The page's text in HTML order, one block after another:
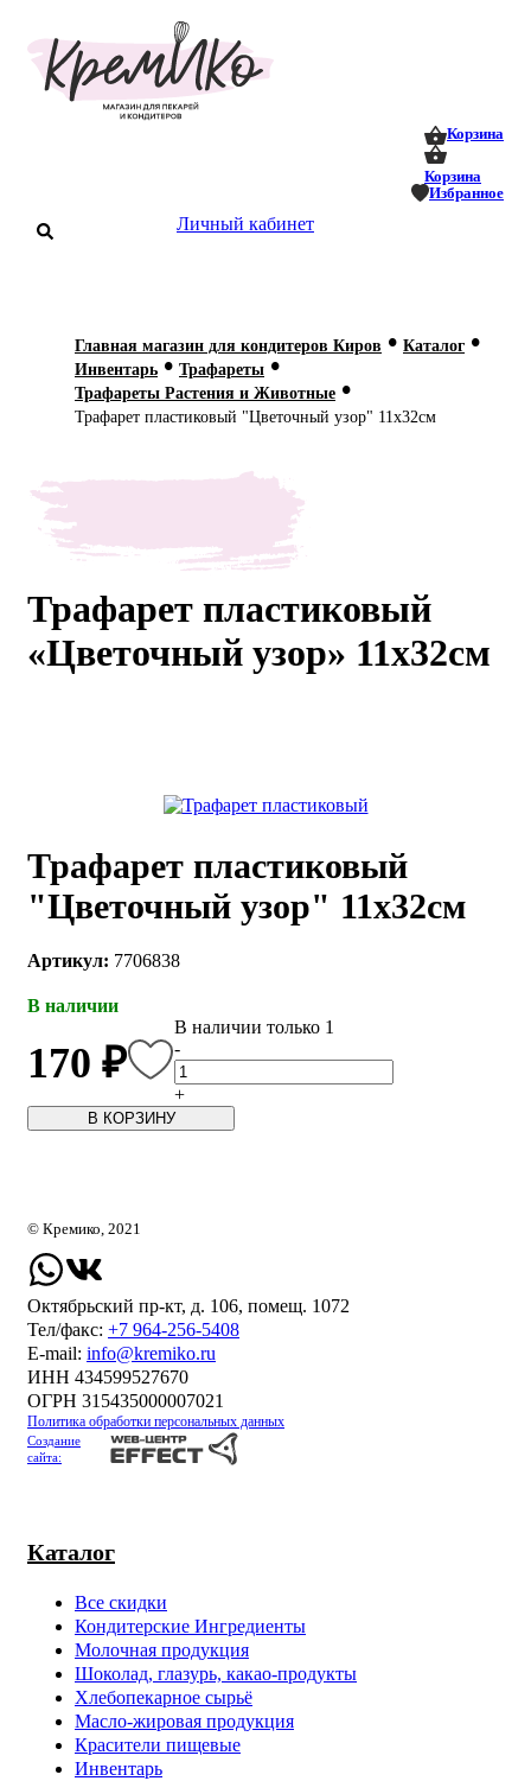
Корзина
Корзина
Избранное
Личный кабинет
Главная магазин для кондитеров Киров • Каталог •
Инвентарь • Трафареты •
Трафареты Растения и Животные •
Трафарет пластиковый "Цветочный узор" 11х32см
Трафарет пластиковый
«Цветочный узор» 11х32см
Трафарет пластиковый
"Цветочный узор" 11х32см
Артикул: 7706838
В наличии
170 ₽
В наличии только 1
-
+
В КОРЗИНУ
Каталог
Все скидки
Кондитерские Ингредиенты
Молочная продукция
Шоколад, глазурь, какао-продукты
Хлебопекарное сырьё
Масло-жировая продукция
Красители пищевые
Инвентарь
© Кремико, 2021
Октябрьский пр-кт, д. 106, помещ. 1072
Тел/факс: +7 964-256-5408
Е-mail: info@kremiko.ru
ИНН 434599527670
ОГРН 315435000007021
Политика обработки персональных данных
Создание
сайта: